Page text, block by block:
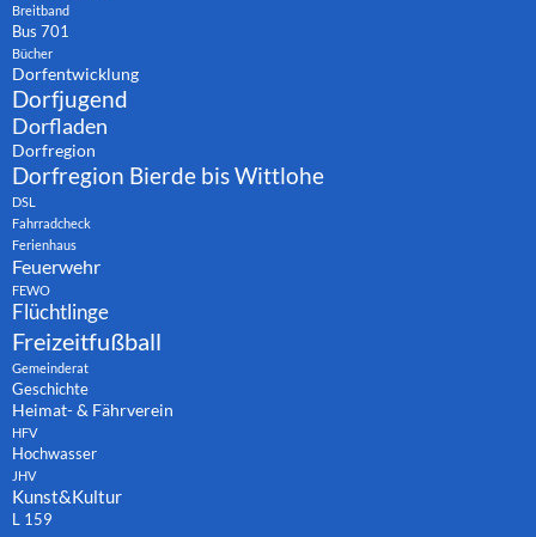
Breitband
Bus 701
Bücher
Dorfentwicklung
Dorfjugend
Dorfladen
Dorfregion
Dorfregion Bierde bis Wittlohe
DSL
Fahrradcheck
Ferienhaus
Feuerwehr
FEWO
Flüchtlinge
Freizeitfußball
Gemeinderat
Geschichte
Heimat- & Fährverein
HFV
Hochwasser
JHV
Kunst&Kultur
L 159